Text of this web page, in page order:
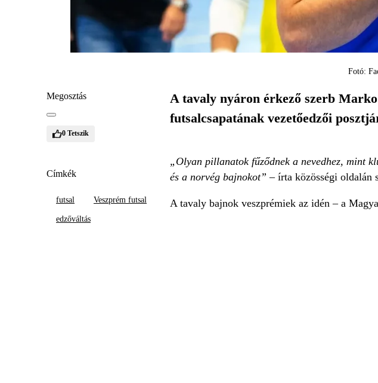
Fotó:
Megosztás
0 Tetszik
Címkék
futsal Veszprém futsal
edzőváltás
A tavaly nyáron érkező szerb
futsalcsapatának vezetőedzői
„Olyan pillanatok fűződnek a nevedhez, mint
és a norvég bajnokot”– írta közösségi oldalán
A tavaly bajnok veszprémiek az idén – a